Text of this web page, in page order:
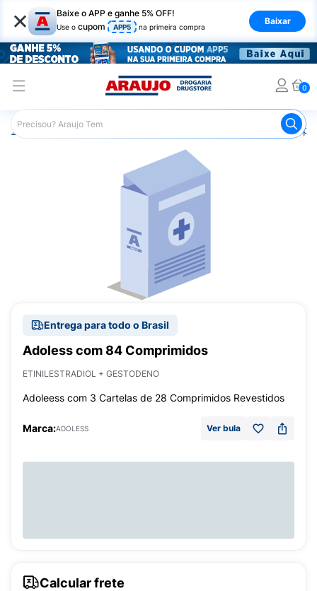
× Baixe o APP e ganhe 5% OFF!
Use o cupom APP5 na primeira compra
Baixar
0
Araujo Medicamentos
Entrega para todo o Brasil
Adoless com 84 Comprimidos
ETINILESTRADIOL + GESTODENO
Adoleess com 3 Cartelas de 28 Comprimidos Revestidos
Marca:ADOLESS Ver bula
Calcular frete